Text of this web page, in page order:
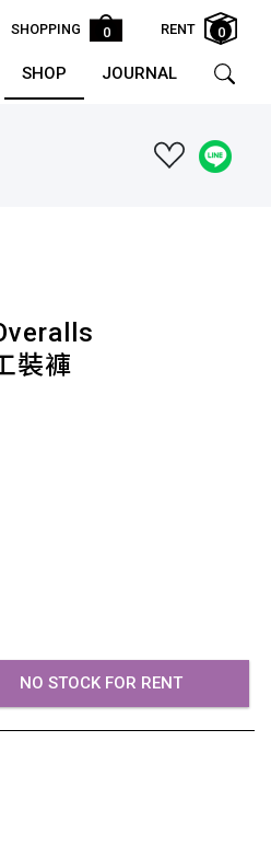
SHOPPING 0 RENT 0
SHOP JOURNAL
裝褲
NO STOCK FOR RENT